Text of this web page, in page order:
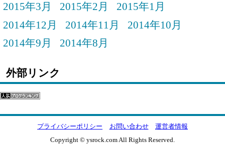
2015年3月
2015年2月
2015年1月
2014年12月
2014年11月
2014年10月
2014年9月
2014年8月
外部リンク
プライバシーポリシー お問い合わせ
運営者情報
Copyright © ysrock.com All Rights Reserved.